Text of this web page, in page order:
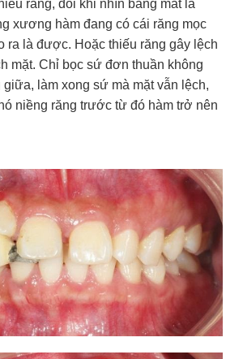
răng, đôi khi nhìn bằng mắt là
xương hàm đang có cái răng mọc
ra là được. Hoặc thiếu răng gây lệch
mặt. Chỉ bọc sứ đơn thuần không
làm xong sứ mà mặt vẫn lệch,
niềng răng trước từ đó hàm trở nên